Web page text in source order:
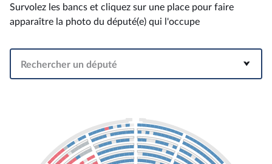
Survolez les bancs et cliquez sur une place pour faire
apparaître la photo du député(e) qui l'occupe
Rechercher un député